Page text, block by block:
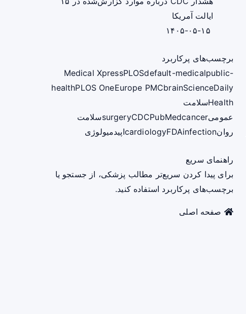
ایالت آمریکا
برچسب‌های پرکاربرد
Medical XpressPLOSdefault-medicalpublic-
healthPLOS OneEurope PMCbrainScienceDaily
Healthسلامت
عمومی
surgeryCDCPubMedcancer
سلامت
روان
cardiologyFDAinfection اپیدمیولوژی
راهنمای سریع
برای پیدا کردن سریع‌تر مطالب پزشکی، از جستجو یا
برچسب‌های پرکاربرد استفاده کنید.
صفحه اصلی